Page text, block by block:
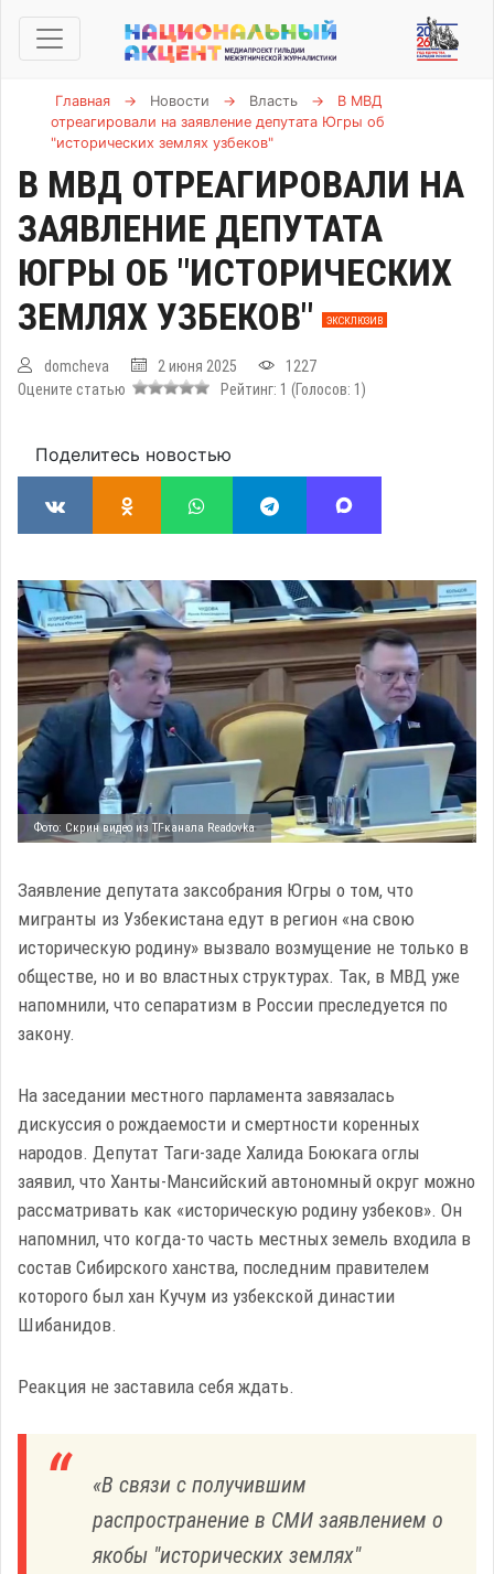
Главная → Новости → Власть →
В МВД
отреагировали на заявление депутата Югры об
"исторических землях узбеков"
В МВД ОТРЕАГИРОВАЛИ НА
ЗАЯВЛЕНИЕ ДЕПУТАТА
ЮГРЫ ОБ "ИСТОРИЧЕСКИХ
ЗЕМЛЯХ УЗБЕКОВ"
ЭКСКЛЮЗИВ
domcheva 2 июня 2025
1227
Оцените статью
Рейтинг: 1 (Голосов: 1 )
Поделитесь новостью
Фото: Скрин видео из ТГ-канала Readovka
Заявление депутата заксобрания Югры о том, что
мигранты из Узбекистана едут в регион «на свою
историческую родину» вызвало возмущение не только в
обществе, но и во властных структурах. Так, в МВД уже
напомнили, что сепаратизм в России преследуется по
закону.
На заседании местного парламента завязалась
дискуссия о рождаемости и смертности коренных
народов. Депутат Таги-заде Халида Боюкага оглы
заявил, что Ханты-Мансийский автономный округ можно
рассматривать как «историческую родину узбеков». Он
напомнил, что когда-то часть местных земель входила в
состав Сибирского ханства, последним правителем
которого был хан Кучум из узбекской династии
Шибанидов.
Реакция не заставила себя ждать.
«В связи с получившим
распространение в СМИ заявлением о
якобы "исторических землях"